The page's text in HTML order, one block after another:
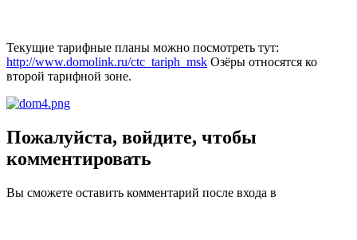
Текущие тарифные планы можно посмотреть тут:
http://www.domolink.ru/ctc_tariph_msk Озёры относятся ко
второй тарифной зоне.
Пожалуйста, войдите, чтобы
комментировать
Вы сможете оставить комментарий после входа в